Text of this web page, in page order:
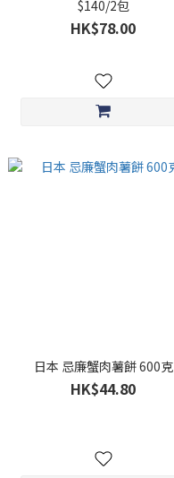
$140/2包
HK$78.00
日本 忌廉蟹肉薯餅 600克
HK$44.80